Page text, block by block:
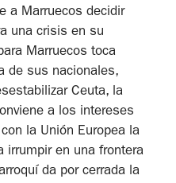
a Marruecos decidir
una crisis en su
Marruecos toca
de sus nacionales,
Ceuta, la
a los intereses
la Unión Europea la
irrumpir en una frontera
da por cerrada la